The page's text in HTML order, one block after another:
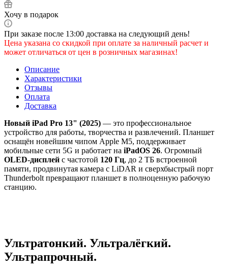
Хочу в подарок
При заказе после 13:00 доставка на следующий день!
Цена указана со скидкой при оплате за наличный расчет и
может отличаться от цен в розничных магазинах!
Описание
Характеристики
Отзывы
Оплата
Доставка
Новый iPad Pro 13" (2025) — это профессиональное
устройство для работы, творчества и развлечений. Планшет
оснащён новейшим чипом Apple M5, поддерживает
мобильные сети 5G и работает на iPadOS 26. Огромный
OLED-дисплей с частотой 120 Гц, до 2 ТБ встроенной
памяти, продвинутая камера с LiDAR и сверхбыстрый порт
Thunderbolt превращают планшет в полноценную рабочую
станцию.
Ультратонкий. Ультралёгкий.
Ультрапрочный.